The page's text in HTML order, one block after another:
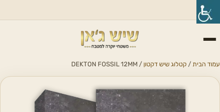
עמוד הבית / קטלוג שיש דקטון / DEKTON FOSSIL 12MM